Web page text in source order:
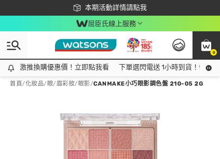
本期活動詳情請點我
下載app最高回饋$350
屈臣氏線上服務
0
激推換購優惠價！立即點我看
激推換購優惠價！立即點我看 下單選閃電送 1小時到貨！領神
首頁/化妝品/ 眼/眉彩妝/ 眼影/CANMAKE小巧眼影調色盤 210-05 2G